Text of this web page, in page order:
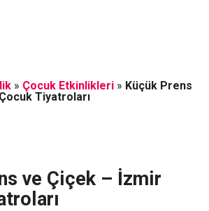
» Çocuk Etkinlikleri» Küçük Prens
Tiyatroları
ve Çiçek – İzmir